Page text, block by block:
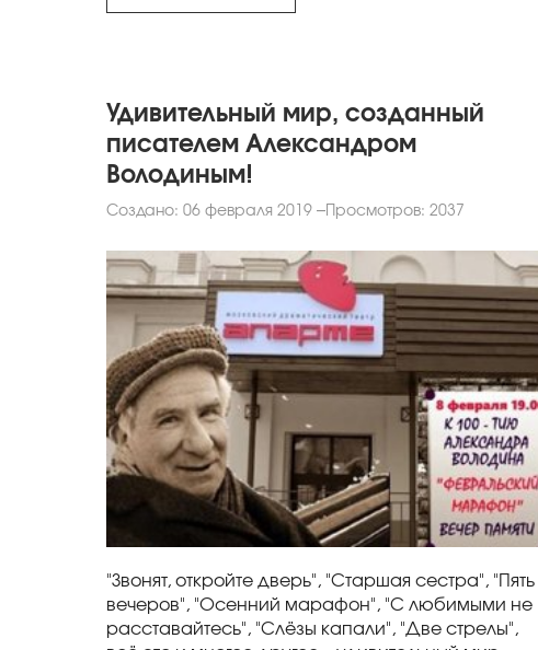
Удивительный мир, созданный
писателем Александром
Володиным!
Создано: 06 февраля 2019 Просмотров: 2037
"Звонят, откройте дверь", "Старшая сестра", "Пять
вечеров", "Осенний марафон", "С любимыми не
расставайтесь", "Слёзы капали", "Две стрелы",